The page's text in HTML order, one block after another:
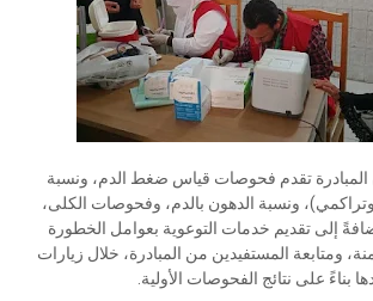
المبادرة تقدم فحوصات قياس ضغط الدم، ونسبة
ونسبة الدهون بالدم، وفحوصات الكلى،
إلى تقديم خدمات التوعوية بعوامل الخطورة
ومتابعة المستفيدين من المبادرة، خلال زيارات
بناءً على نتائج الفحوصات الأولية.